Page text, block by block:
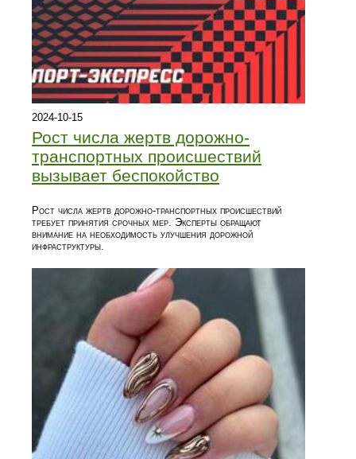
2024-10-15
Рост числа жертв дорожно-
транспортных происшествий
вызывает беспокойство
Рост числа жертв дорожно-транспортных происшествий
требует принятия срочных мер. Эксперты обращают
внимание на необходимость улучшения дорожной
инфраструктуры.